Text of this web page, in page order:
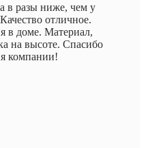
в разы ниже, чем у
отличное.
в доме. Материал,
на высоте. Спасибо
компании!